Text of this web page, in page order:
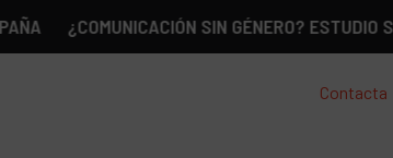
¿COMUNICACIÓN SIN GÉNERO? ESTUDIO SOBRE
Contacta